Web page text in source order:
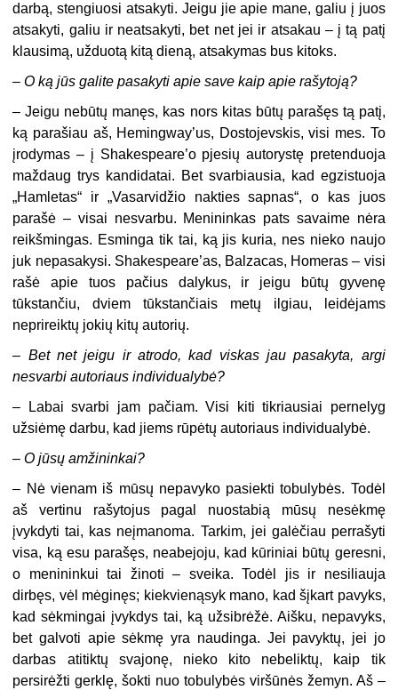
darbą, stengiuosi atsakyti. Jeigu jie apie mane, galiu į juos
atsakyti, galiu ir neatsakyti, bet net jei ir atsakau – į tą patį
klausimą, užduotą kitą dieną, atsakymas bus kitoks.
–O ką jūs galite pasakyti apie save kaip apie rašytoją?
– Jeigu nebūtų manęs, kas nors kitas būtų parašęs tą patį,
ką parašiau aš, Hemingway’us, Dostojevskis, visi mes. To
įrodymas – į Shakespeare’o pjesių autorystę pretenduoja
maždaug trys kandidatai. Bet svarbiausia, kad egzistuoja
„Hamletas“ ir „Vasarvidžio nakties sapnas“, o kas juos
parašė – visai nesvarbu. Menininkas pats savaime nėra
reikšmingas. Esminga tik tai, ką jis kuria, nes nieko naujo
juk nepasakysi. Shakespeare’as, Balzacas, Homeras – visi
rašė apie tuos pačius dalykus, ir jeigu būtų gyvenę
tūkstančiu, dviem tūkstančiais metų ilgiau, leidėjams
neprireiktų jokių kitų autorių.
– Bet net jeigu ir atrodo, kad viskas jau pasakyta, argi
nesvarbi autoriaus individualybė?
– Labai svarbi jam pačiam. Visi kiti tikriausiai pernelyg
užsiėmę darbu, kad jiems rūpėtų autoriaus individualybė.
–O jūsų amžininkai?
– Nė vienam iš mūsų nepavyko pasiekti tobulybės. Todėl
aš vertinu rašytojus pagal nuostabią mūsų nesėkmę
įvykdyti tai, kas neįmanoma. Tarkim, jei galėčiau perrašyti
visa, ką esu parašęs, neabejoju, kad kūriniai būtų geresni,
o menininkui tai žinoti – sveika. Todėl jis ir nesiliauja
dirbęs, vėl mėginęs; kiekvienąsyk mano, kad šįkart pavyks,
kad sėkmingai įvykdys tai, ką užsibrėžė. Aišku, nepavyks,
bet galvoti apie sėkmę yra naudinga. Jei pavyktų, jei jo
darbas atitiktų svajonę, nieko kito nebeliktų, kaip tik
persirėžti gerklę, šokti nuo tobulybės viršūnės žemyn. Aš –